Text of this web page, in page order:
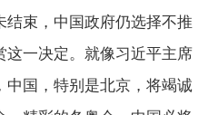
结束，中国政府仍选择不推
这一决定。就像习近平主席
中国，特别是北京，将竭诚